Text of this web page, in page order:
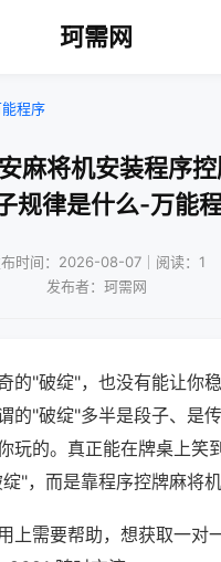
珂需网
程序
麻将机安装程序
规律是什么-万能
时间：2026-08-07｜阅读：1
发布者：珂需网
的"破绽"，也没有能让你
的"破绽"多半是段子、是
玩的。真正能在牌桌上笑
"，而是靠程序控牌麻将机
上需要帮助，想获取一对